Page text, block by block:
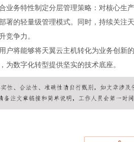
业务特性制定分层管理策略：对核心生
署的轻量级管理模式。同时，持续关注
竞争力。
户将能够将天翼云主机转化为业务创新
为数字化转型提供坚实的技术底座。